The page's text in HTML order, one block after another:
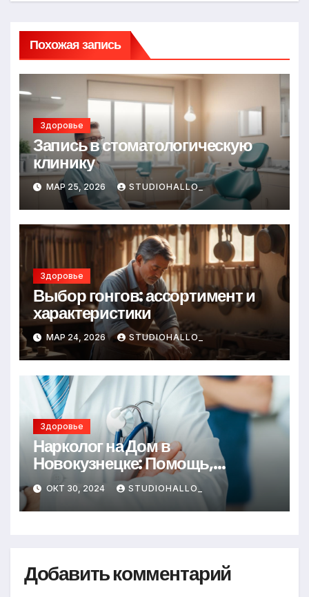
Похожая запись
Здоровье
Запись в стоматологическую
клинику
МАР 25, 2026 STUDIOHALLO_
Здоровье
Выбор гонгов: ассортимент и
характеристики
МАР 24, 2026 STUDIOHALLO_
Здоровье
Нарколог на Дом в
Новокузнецке: Помощь,
Которая Всегда Рядом
ОКТ 30, 2024 STUDIOHALLO_
Добавить комментарий